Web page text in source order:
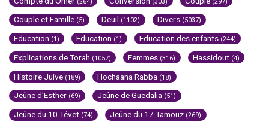
Couple et Famille (5) Deuil (1102) Divers (5037)
Education (1) Education (1) Education des enfants (244)
Explications de Torah (1057) Femmes (316) Hassidout (4)
Histoire Juive (189) Hochaana Rabba (18)
Jeûne d'Esther (69) Jeûne de Guedalia (51)
Jeûne du 10 Tévet (74) Jeûne du 17 Tamouz (269)